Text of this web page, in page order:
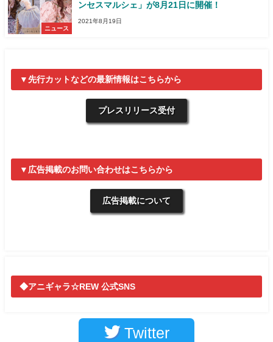
ニュース
ンセスマルシェ」が8月21日に開催！
2021年8月19日
▼先行カットなどの最新情報はこちらから
プレスリリース受付
▼広告掲載のお問い合わせはこちらから
広告掲載について
◆アニギャラ☆REW 公式SNS
Twitter